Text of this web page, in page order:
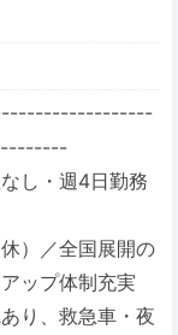
し・週4日勤務
）／全国展開の
ップ体制充実
り、救急車・夜